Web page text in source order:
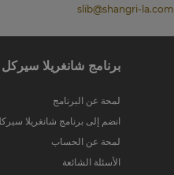
slib@shangri-la.com
برنامج شانغريلا سيركل
لمحة عن البرنامج
انضم إلى برنامج شانغريلا
لمحة عن الحساب
الأسئلة الشائعة